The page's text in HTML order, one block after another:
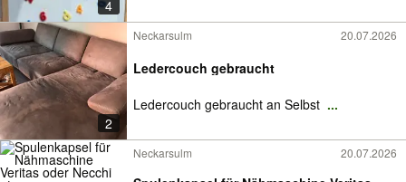
4
2
Neckarsulm 20.07.2026
Ledercouch gebraucht
Ledercouch gebraucht an Selbst ...
Neckarsulm 20.07.2026